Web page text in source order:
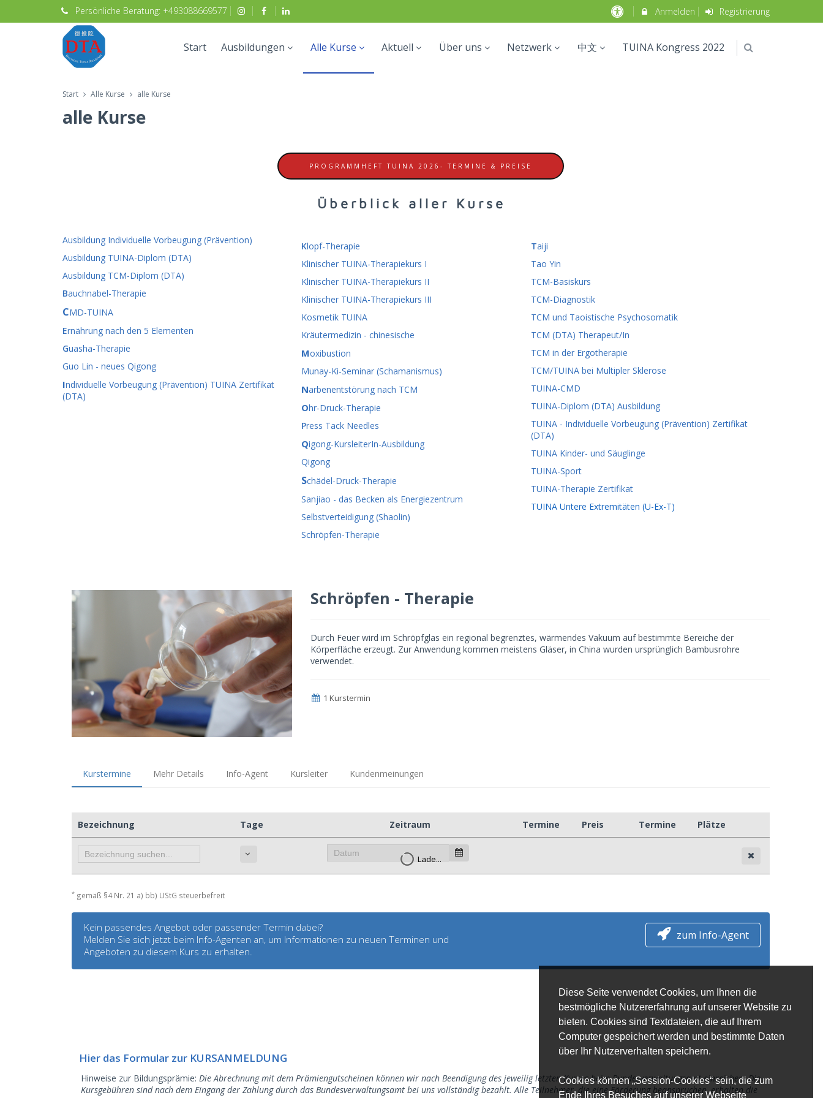
Diese Seite verwendet Cookies, um Ihnen die
bestmögliche Nutzererfahrung auf unserer Website zu
bieten. Cookies sind Textdateien, die auf Ihrem
Computer gespeichert werden und bestimmte Daten
über Ihr Nutzerverhalten speichern.
Cookies können „Session-Cookies“ sein, die zum
Ende Ihres Besuches auf unserer Webseite
Persönliche Beratung: +493088669577 Anmelden Registrierung
Start Ausbildungen Alle Kurse Aktuell Über uns Netzwerk 中文 TUINA Kongress 2022
Start Alle Kurse alle Kurse
alle Kurse
PROGRAMMHEFT TUINA 2026- TERMINE & PREISE
Überblick aller Kurse
Ausbildung Individuelle Vorbeugung (Prävention)
Ausbildung TUINA-Diplom (DTA)
Ausbildung TCM-Diplom (DTA)
Bauchnabel-Therapie
CMD-TUINA
Ernährung nach den 5 Elementen
Guasha-Therapie
Guo Lin - neues Qigong
Individuelle Vorbeugung (Prävention) TUINA Zertifikat
(DTA)
Klopf-Therapie
Klinischer TUINA-Therapiekurs I
Klinischer TUINA-Therapiekurs II
Klinischer TUINA-Therapiekurs III
Kosmetik TUINA
Kräutermedizin - chinesische
Moxibustion
Munay-Ki-Seminar (Schamanismus)
Narbenentstörung nach TCM
Ohr-Druck-Therapie
Press Tack Needles
Qigong-KursleiterIn-Ausbildung
Qigong
Schädel-Druck-Therapie
Sanjiao - das Becken als Energiezentrum
Selbstverteidigung (Shaolin)
Schröpfen-Therapie
Taiji
Tao Yin
TCM-Basiskurs
TCM-Diagnostik
TCM und Taoistische Psychosomatik
TCM (DTA) Therapeut/In
TCM in der Ergotherapie
TCM/TUINA bei Multipler Sklerose
TUINA-CMD
TUINA-Diplom (DTA) Ausbildung
TUINA - Individuelle Vorbeugung (Prävention) Zertifikat
(DTA)
TUINA Kinder- und Säuglinge
TUINA-Sport
TUINA-Therapie Zertifikat
TUINA Untere Extremitäten (U-Ex-T)
Schröpfen - Therapie
Durch Feuer wird im Schröpfglas ein regional begrenztes, wärmendes Vakuum auf bestimmte Bereiche der
Körperfläche erzeugt. Zur Anwendung kommen meistens Gläser, in China wurden ursprünglich Bambusrohre
verwendet.
1 Kurstermin
Kurstermine Mehr Details Info-Agent Kursleiter Kundenmeinungen
Bezeichnung Tage Zeitraum Termine Preis Termine Plätze
Lade...
* gemäß §4 Nr. 21 a) bb) UStG steuerbefreit
Kein passendes Angebot oder passender Termin dabei?
Melden Sie sich jetzt beim Info-Agenten an, um Informationen zu neuen Terminen und
Angeboten zu diesem Kurs zu erhalten.
zum Info-Agent
Hier das Formular zur KURSANMELDUNG
Hinweise zur Bildungsprämie: Die Abrechnung mit dem Prämiengutscheinen können wir nach Beendigung des jeweilig letzten Kurses beim Bundesverwaltungsamt einreichen. Die
Kursgebühren sind nach dem Eingang der Zahlung durch das Bundesverwaltungsamt bei uns vollständig bezahlt. Alle Teilnehmer, die eine Förderung beanspruchen, erhalten die